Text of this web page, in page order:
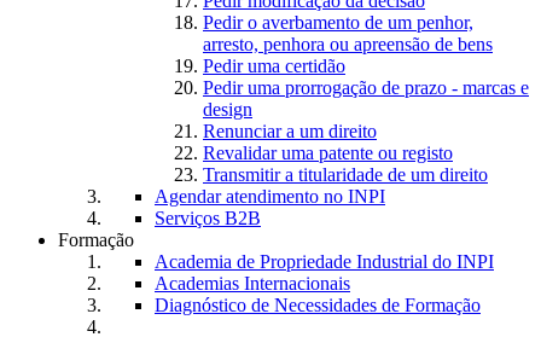
Pedir o averbamento de um penhor,
arresto, penhora ou apreensão de bens
Pedir uma certidão
Pedir uma prorrogação de prazo - marcas e
design
Renunciar a um direito
Revalidar uma patente ou registo
Transmitir a titularidade de um direito
Agendar atendimento no INPI
Serviços B2B
Formação
Academia de Propriedade Industrial do INPI
Academias Internacionais
Diagnóstico de Necessidades de Formação